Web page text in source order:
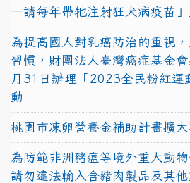
—請每年帶牠注射狂犬病疫苗」
為提高國人對乳癌防治的重視
習慣，財團法人臺灣癌症基金
月31日辦理「2023全民粉紅運
動
桃園市凍卵營養金補助計畫擴
為防範非洲豬瘟等境外重大動物
請勿違法輸入含豬肉製品及其